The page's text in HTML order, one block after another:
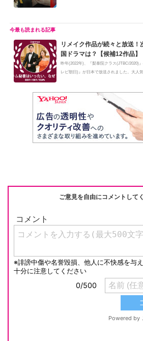
リメイク作品が続々と放送
国ドラマは？【候補12作品】
昨年(2022年)、『梨泰院クラス(JTBC/2020)
レビ朝日)』が日本で放送されました。大人
ご意見を自由にコメントして